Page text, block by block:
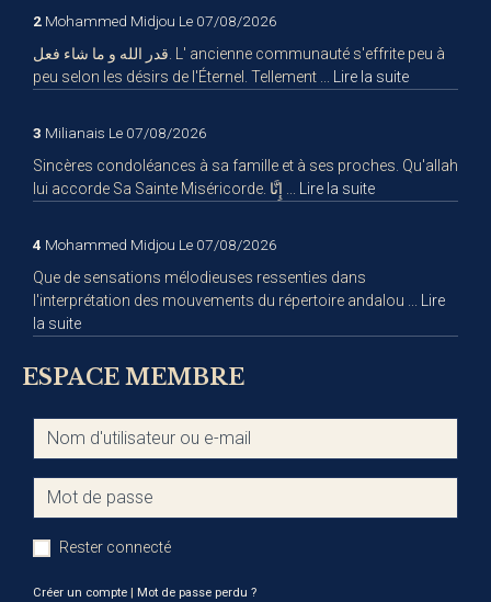
2 Mohammed Midjou Le 07/08/2026
قدر الله و ما شاء فعل. L' ancienne communauté s'effrite peu à
peu selon les désirs de l'Éternel. Tellement ... Lire la suite
3 Milianais Le 07/08/2026
Sincères condoléances à sa famille et à ses proches. Qu'allah
lui accorde Sa Sainte Miséricorde. إِنَّا ... Lire la suite
4 Mohammed Midjou Le 07/08/2026
Que de sensations mélodieuses ressenties dans
l'interprétation des mouvements du répertoire andalou ... Lire
la suite
ESPACE MEMBRE
Rester connecté
Créer un compte Mot de passe perdu ?